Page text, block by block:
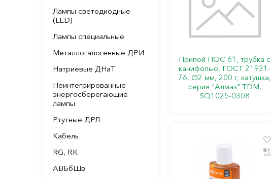
Лампы светодиодные
(LED)
Лампы специальные
Металлогалогенные ДРИ
Натриевые ДНаТ
Неинтегрированные
энергосберегающие
лампы
Ртутные ДРЛ
Кабель
RG, RK
АВБбШв
Припой ПОС 61, трубка с
канифолью, ГОСТ 21931-
76, Ø2 мм, 200 г, катушка,
серия "Алмаз" TDM,
SQ1025-0308